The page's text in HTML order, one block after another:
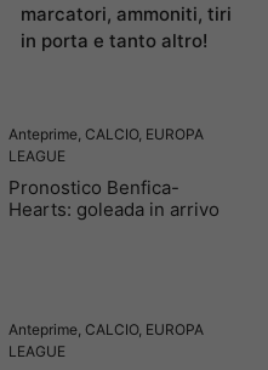
marcatori, ammoniti, tiri
in porta e tanto altro!
Anteprime, CALCIO, EUROPA
LEAGUE
Pronostico Benfica-
Hearts: goleada in arrivo
Anteprime, CALCIO, EUROPA
LEAGUE